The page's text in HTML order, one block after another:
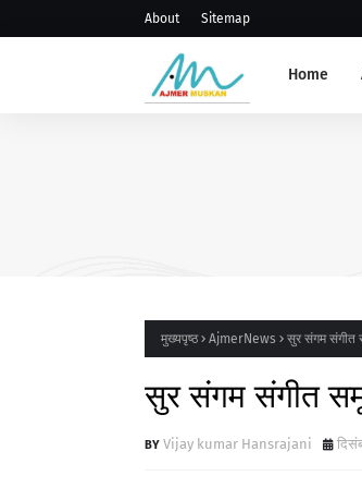
About Sitemap
Home
संभाग स्तरीय
मुख्यपृष्ठ AjmerNews सुर संगम संगीत
सुर संगम संगीत
Vijay kumar Hansrajani